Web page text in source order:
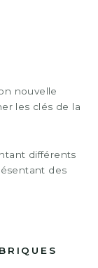
nouvelle
les clés de la
différents
des